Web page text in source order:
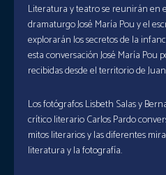
Literatura y teatro se reunirán en
dramaturgo José María Pou y el
explorarán los secretos de la
esta conversación José María Pou
recibidas desde el territorio de
Los fotógrafos Lisbeth Salas y
crítico literario Carlos Pardo
mitos literarios y las diferentes
literatura y la fotografía.